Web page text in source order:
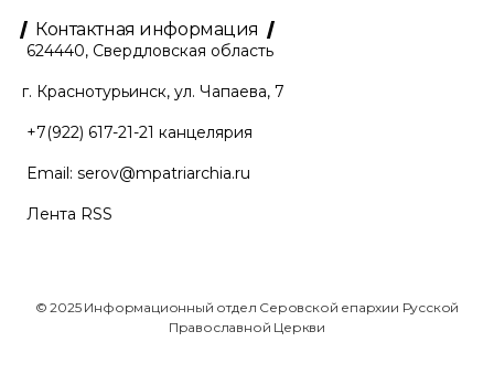
Контактная информация
624440, Свердловская область
г. Краснотурьинск, ул. Чапаева, 7
+7(922) 617-21-21 канцелярия
Email: serov@mpatriarchia.ru
Лента RSS
© 2025 Информационный отдел Серовской епархии Русской
Православной Церкви